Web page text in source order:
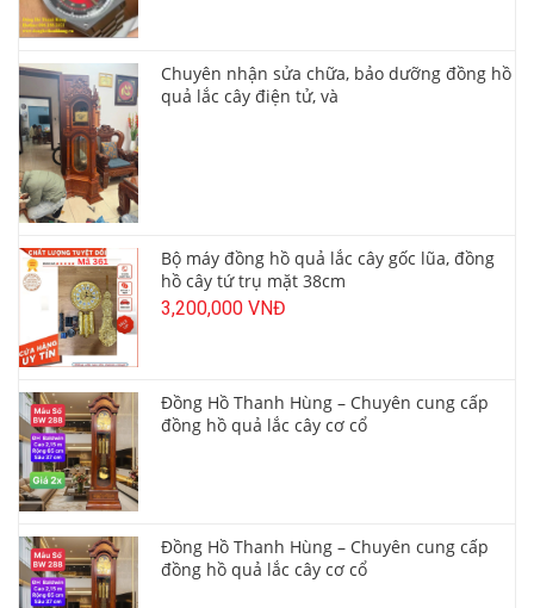
Chuyên nhận sửa chữa, bảo dưỡng đồng hồ
quả lắc cây điện tử, và
Bộ máy đồng hồ quả lắc cây gốc lũa, đồng
hồ cây tứ trụ mặt 38cm
3,200,000 VNĐ
Đồng Hồ Thanh Hùng – Chuyên cung cấp
đồng hồ quả lắc cây cơ cổ
Đồng Hồ Thanh Hùng – Chuyên cung cấp
đồng hồ quả lắc cây cơ cổ